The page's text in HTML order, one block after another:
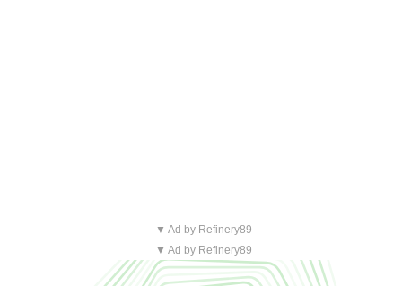
▼ Ad by Refinery89
▼ Ad by Refinery89